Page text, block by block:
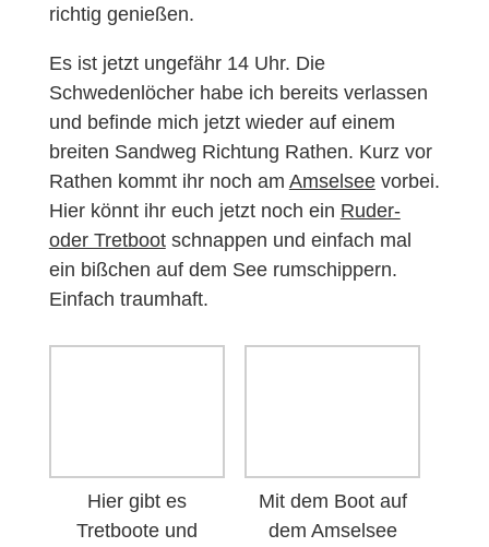
richtig genießen.
Es ist jetzt ungefähr 14 Uhr. Die
Schwedenlöcher habe ich bereits verlassen
und befinde mich jetzt wieder auf einem
breiten Sandweg Richtung Rathen. Kurz vor
Rathen kommt ihr noch am Amselseevorbei.
Hier könnt ihr euch jetzt noch ein Ruder-
oder Tretbootschnappen und einfach mal
ein bißchen auf dem See rumschippern.
Einfach traumhaft.
Hier gibt es
Tretboote und
Mit dem Boot auf
dem Amselsee